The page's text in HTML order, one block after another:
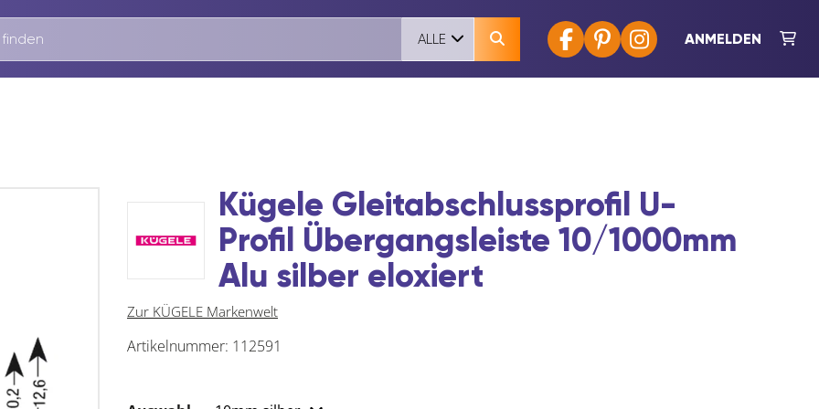
ANMELDEN
ALLE
Kügele Gleitabschlussprofil U-
Profil Übergangsleiste 10/1000mm
Alu silber eloxiert
Zur KÜGELE Markenwelt
Artikelnummer: 112591